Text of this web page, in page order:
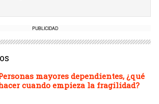
PUBLICIDAD
mayores dependientes, ¿qué
cuando empieza la fragilidad?